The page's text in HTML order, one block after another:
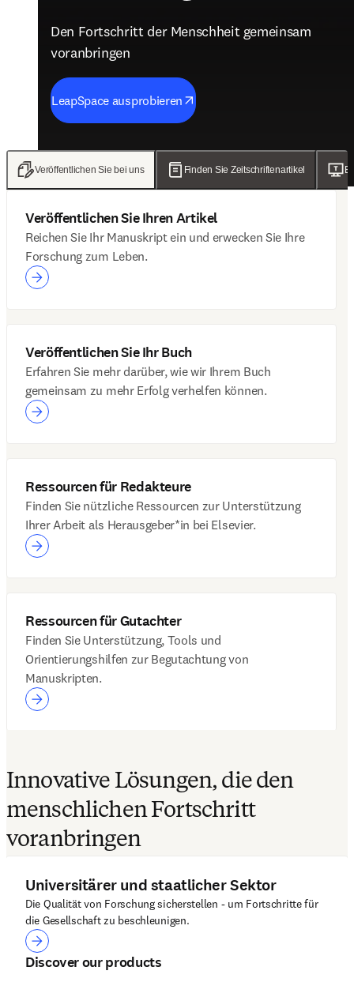
Den Fortschritt der Menschheit gemeinsam
voranbringen
LeapSpace ausprobieren
Den Fortschritt der Menschheit gemeinsam
voranbringen
Ergebnisse lesen
Den Fortschritt der Menschheit gemeinsam
voranbringen
Entdecken Sie das neue ClinicalKey AI
Den Fortschritt der Menschheit gemeinsam
voranbringen
Artikel lesen
Veröffentlichen Sie bei uns Finden Sie Zeitschriftenartikel
Veröffentlichen Sie Ihren Artikel
Reichen Sie Ihr Manuskript ein und erwecken Sie Ihre
Forschung zum Leben.
Veröffentlichen Sie Ihr Buch
Erfahren Sie mehr darüber, wie wir Ihrem Buch
gemeinsam zu mehr Erfolg verhelfen können.
Ressourcen für Redakteure
Finden Sie nützliche Ressourcen zur Unterstützung
Ihrer Arbeit als Herausgeber*in bei Elsevier.
Ressourcen für Gutachter
Finden Sie Unterstützung, Tools und
Orientierungshilfen zur Begutachtung von
Manuskripten.
Innovative Lösungen, die den
menschlichen Fortschritt
voranbringen
Universitärer und staatlicher Sektor
Die Qualität von Forschung sicherstellen - um Fortschritte für
die Gesellschaft zu beschleunigen.
Universitärer und staatlicher Sektor
Discover our products